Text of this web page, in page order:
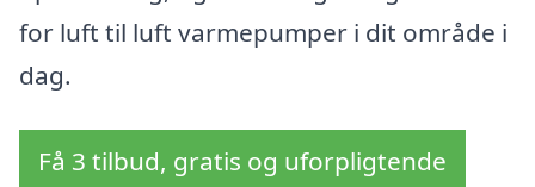
for luft til luft varmepumper i dit område i
dag.
Få 3 tilbud, gratis og uforpligtende